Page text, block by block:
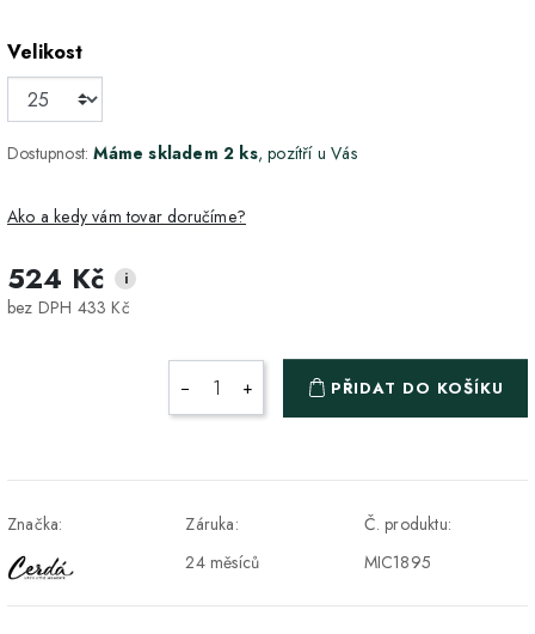
Velikost
Dostupnost:Máme skladem 2 ks, pozítří u Vás
Ako a kedy vám tovar doručíme?
DPD Home - doručenie
na adresu
DPD - Odberné miesto
1-2 pracovné dni ZDARMA
524 Kč i
bez DPH 433 Kč
− + PŘIDAT DO KOŠÍKU
Značka:
Záruka:
24 měsíců
Č. produktu:
MIC1895